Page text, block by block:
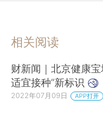
相关阅读
财新闻｜北京健康宝
适宜接种”新标识
2022年07月09日 APP打开